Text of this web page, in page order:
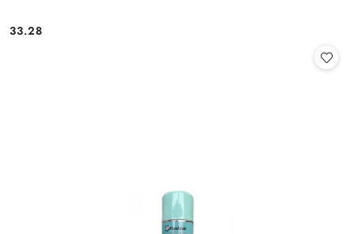
Cena:
33.28